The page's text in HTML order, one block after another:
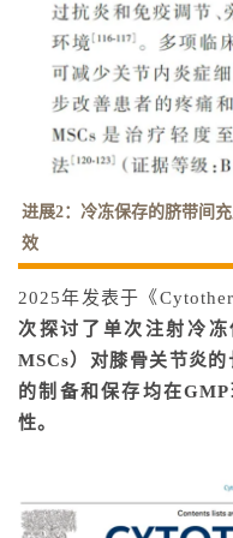
进展2：冷冻保存的脐带间
效
2025年发表于《
次探讨了单次注射冷
MSCs）对膝骨关节炎的
的制备和保存均在
性。